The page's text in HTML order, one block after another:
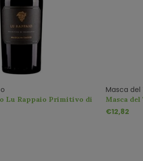
Lu Rappaio Primitivo di
Masca
Masca
€12,82